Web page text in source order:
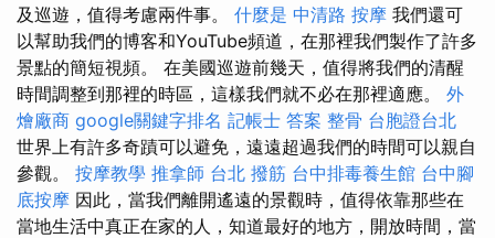
及巡遊，值得考慮兩件事。 什麼是 中清路 按摩 我們還可
以幫助我們的博客和YouTube頻道，在那裡我們製作了許多
景點的簡短視頻。 在美國巡遊前幾天，值得將我們的清醒
時間調整到那裡的時區，這樣我們就不必在那裡適應。 外
燴廠商 google關鍵字排名 記帳士 答案 整骨 台胞證台北
世界上有許多奇蹟可以避免，遠遠超過我們的時間可以親自
參觀。 按摩教學 推拿師 台北 撥筋 台中排毒養生館 台中腳
底按摩 因此，當我們離開遙遠的景觀時，值得依靠那些在
當地生活中真正在家的人，知道最好的地方，開放時間，當